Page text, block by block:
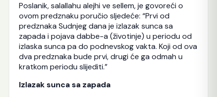
Poslanik, salallahu alejhi ve sellem, je govoreći o
ovom predznaku poručio sljedeće: “Prvi od
predznaka Sudnjeg dana je izlazak sunca sa
zapada i pojava dabbe-a (životinje) u periodu od
izlaska sunca pa do podnevskog vakta. Koji od ova
dva predznaka bude prvi, drugi će ga odmah u
kratkom periodu slijediti.”
Izlazak sunca sa zapada